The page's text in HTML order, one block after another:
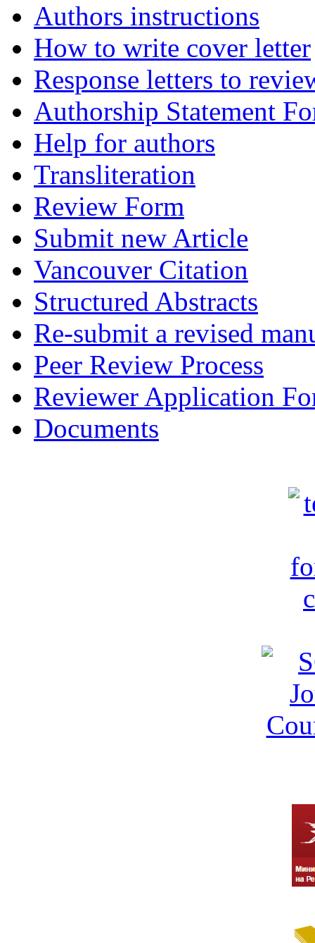
Authors instructions
How to write cover letter
Response letters to
Authorship Statement
Help for authors
Transliteration
Review Form
Submit new Article
Vancouver Citation
Structured Abstracts
Re-submit a revised
Peer Review Process
Reviewer Application
Documents